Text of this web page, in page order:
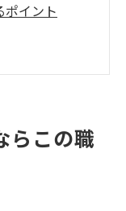
ポイント
法
めの秘訣
らこの職